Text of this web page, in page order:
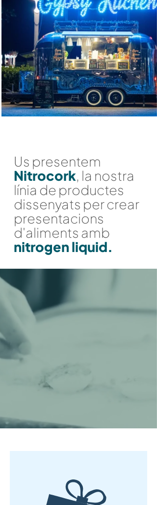
Us presentem
Nitrocork, la nostra
línia de productes
dissenyats per crear
presentacions
d'aliments amb
nitrogen liquid.